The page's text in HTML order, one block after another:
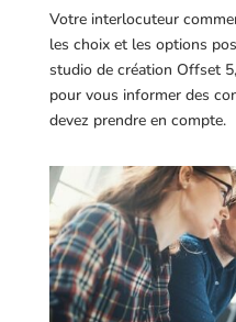
Votre interlocuteur
les choix et les options
studio de création Offset
pour vous informer des
devez prendre en compte.